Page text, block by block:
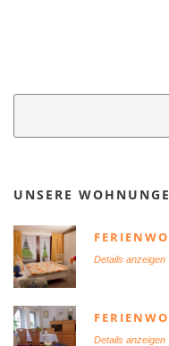
UNSERE
Details anzeigen
Details anzeigen